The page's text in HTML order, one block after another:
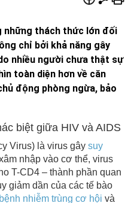
những thách thức lớn đối
chỉ bởi khả năng gây
nhiều người chưa thật sự
toàn diện hơn về căn
động phòng ngừa, bảo
biệt giữa HIV và AIDS
Virus) là virus gây suy
nhập vào cơ thể, virus
T-CD4 – thành phần quan
giảm dần của các tế bào
bệnh nhiễm trùng cơ hội và